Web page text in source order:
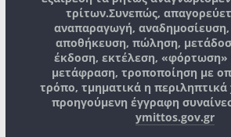
τρίτων.Συνεπώς,
αναπαραγωγή,
αποθήκευση, πώληση,
έκδοση, εκτέλεση, «φόρτωση»
μετάφραση, τροποποίηση με
τρόπο, τμηματικά η περιληπτικά
προηγούμενη έγγραφη
ymittos.gov.gr